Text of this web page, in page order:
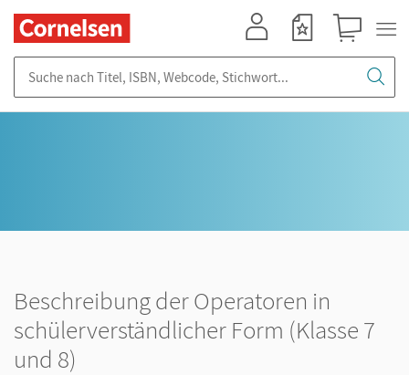
Beschreibung der Operatoren in
schülerverständlicher Form (Klasse 7
und 8)